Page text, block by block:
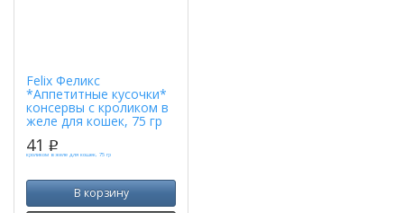
Felix Феликс
*Аппетитные кусочки*
консервы с кроликом в
желе для кошек, 75 гр
41 p
В корзину